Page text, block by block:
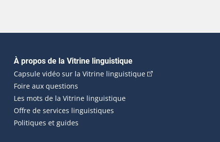
Navigation principale
À propos de la Vitrine linguistique
Capsule vidéo sur la Vitrine linguistique(Cet hyperlien
Foire aux questions
Les mots de la Vitrine linguistique
Offre de services linguistiques
Politiques et guides